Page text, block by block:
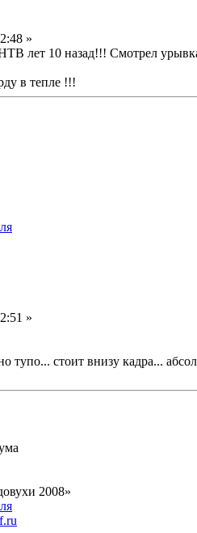
»
лет 10 назад!!! Смотрел
в тепле !!!
»
тупо... стоит внизу кадра...
2008»